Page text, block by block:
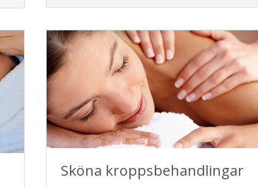
Sköna kroppsbehandlingar